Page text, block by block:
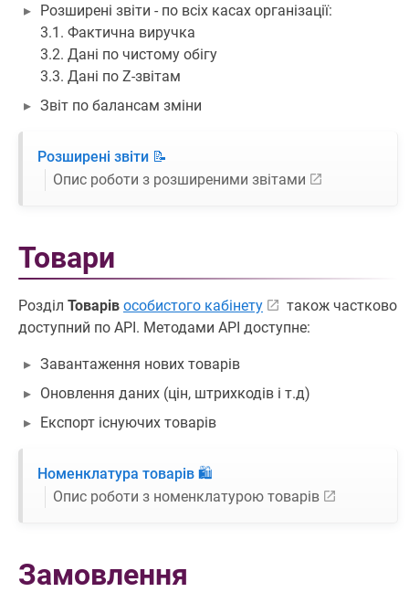
Розширені звіти - по всіх касах організації:
3.1. Фактична виручка
3.2. Дані по чистому обігу
3.3. Дані по Z-звітам
Звіт по балансам зміни
Розширені звіти 📝
Опис роботи з розширеними звітами
Товари
Розділ Товарів особистого кабінету
також частково
доступний по API. Методами API доступне:
Завантаження нових товарів
Оновлення даних (цін, штрихкодів і т.д)
Експорт існуючих товарів
Номенклатура товарів 🛍️
Опис роботи з номенклатурою товарів
Замовлення